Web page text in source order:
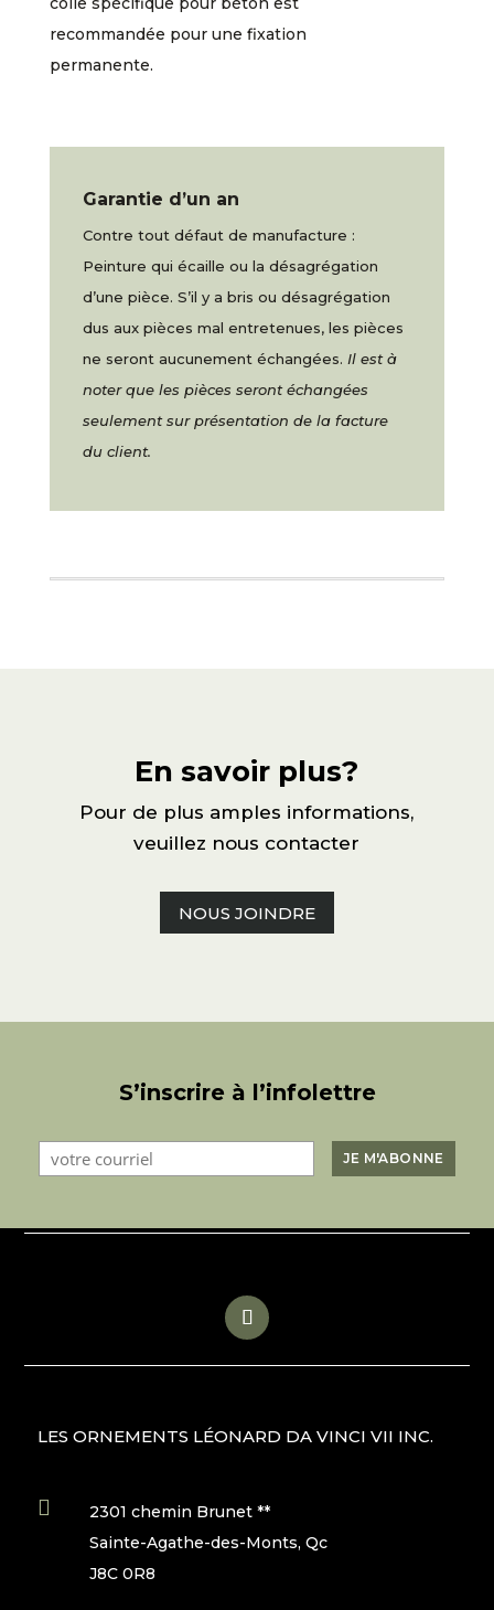
recommandée pour une fixation
permanente.
Garantie d’un an
Contre tout défaut de manufacture :
Peinture qui écaille ou la désagrégation
d’une pièce. S’il y a bris ou désagrégation
dus aux pièces mal entretenues, les pièces
ne seront aucunement échangées. Il est à
noter que les pièces seront échangées
seulement sur présentation de la facture
du client.
En savoir plus?
Pour de plus amples informations,
veuillez nous contacter
NOUS JOINDRE
S’inscrire à l’infolettre
LES ORNEMENTS LÉONARD DA VINCI VII INC.

2301 chemin Brunet **
Sainte-Agathe-des-Monts, Qc
J8C 0R8